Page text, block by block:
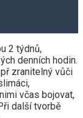
2 týdnů,
denních hodin.
zranitelný vůči
včas bojovat,
další tvorbě